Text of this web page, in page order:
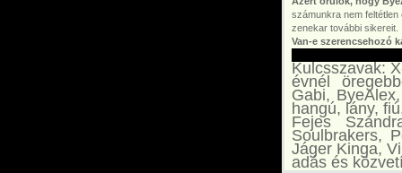
számunkra nem
zenekar további sikereit.
Van-e szerencsehozó
Kulcsszavak:
évnél
Gabi,
hangú, lány,
Fejes
Soulbrakers,
Jáger Kinga,
adás és